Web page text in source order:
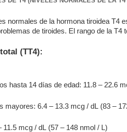
normales de la hormona tiroidea T4
de tiroides. El rango de la T4
(TT4):
hasta 14 días de edad: 11.8 – 22.6
mayores: 6.4 – 13.3 mcg / dL (83 –
11.5 mcg / dL (57 – 148 nmol / L)